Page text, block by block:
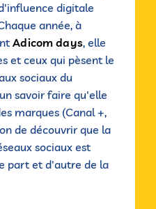
digitale
année, à
Adicom days, elle
et ceux qui pèsent le
sociaux du
savoir faire qu'elle
marques (Canal +,
de découvrir que la
sociaux est
part et d'autre de la